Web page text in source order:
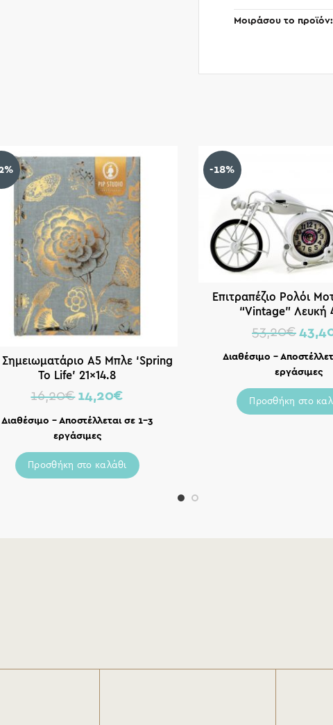
Μοιράσου το προϊόν
Σημειωματάριο Α5 Μπλε ‘Spring
To Life’ 21×14.8
16,20€ 14,20€
Διαθέσιμο – Αποστέλλεται σε 1-3
εργάσιμες
Προσθήκη στο καλάθι
-18%
Επιτραπέζιο Ρολόι
“Vintage” Λευκή
53,20€
Διαθέσιμο –
εργάσιμες
Προσθήκη στο